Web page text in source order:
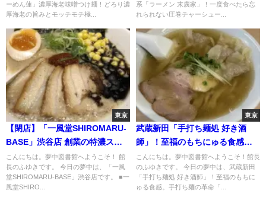
ーめん蓮」濃厚海老味噌つけ麺！どろり濃
厚海老の旨みとモッチモチ極...
系「ラーメン 末廣家」！一度食べたら忘
れられない圧巻チャーシュー...
東京
【閉店】「一風堂SHIROMARU-
BASE」渋谷店 創業の特濃スー
プと革新の味
こんにちは。夢中図書館へようこそ！ 館
長のふゆきです。 今日の夢中は、「一風
堂SHIROMARU-BASE」渋谷店です。 ■一
風堂SHIRO...
東京
武蔵新田「手打ち麺処 好き酒
師」！至福のもちにゅる食感。
手打ち麺の革命「海老ワンタン
メン」
こんにちは。夢中図書館へようこそ！館長
のふゆきです。 今日の夢中は、武蔵新田
「手打ち麺処 好き酒師」！至福のもちに
ゅる食感。手打ち麺の革命「...